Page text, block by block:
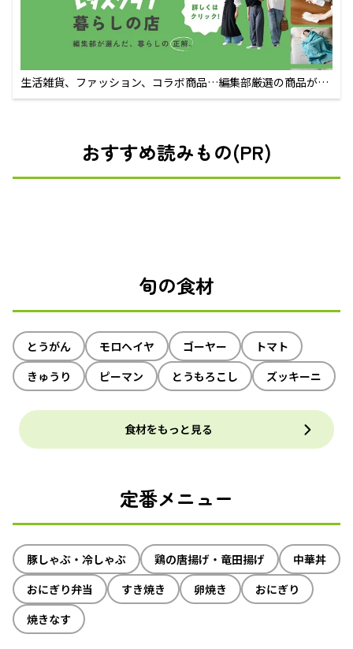
生活雑貨、ファッション、コラボ商品…編集部厳選の商品が買
えるECサイト
おすすめ読みもの(PR)
旬の食材
とうがん モロヘイヤ ゴーヤー
トマト
きゅうり
ピーマン とうもろこし ズッキーニ
食材をもっと見る
定番メニュー
豚しゃぶ・冷しゃぶ 鶏の唐揚げ・竜田揚げ
中華丼
おにぎり弁当
すき焼き 卵焼き
おにぎり
焼きなす